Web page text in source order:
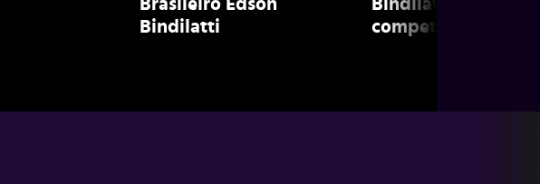
Brasileiro Edson
Bindilatti
Bindilatti,
competidor de